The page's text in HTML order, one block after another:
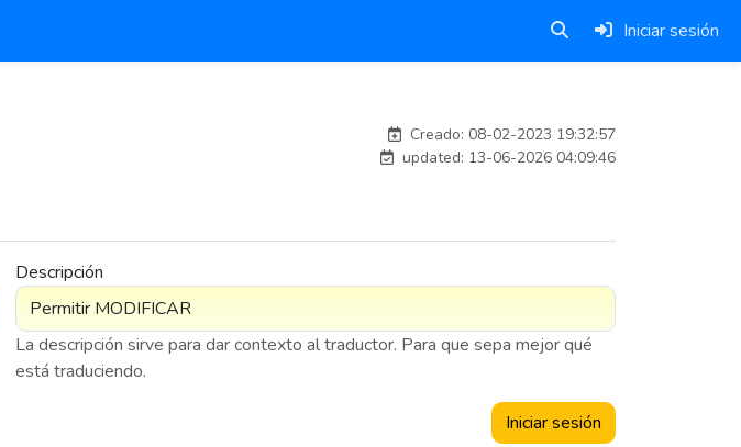
Iniciar sesión
Creado: 08-02-2023 19:32:57
updated: 13-06-2026 04:09:46
Descripción
La descripción sirve para dar contexto al traductor. Para que sepa mejor qué
está traduciendo.
Iniciar sesión